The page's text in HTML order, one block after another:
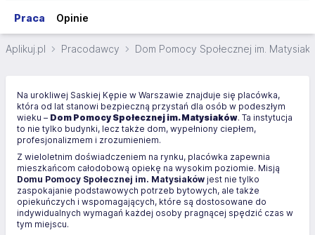
Praca Opinie
Aplikuj.pl Pracodawcy Dom Pomocy Społecznej im.
Na urokliwej Saskiej Kępie w Warszawie znajduje się placówka,
która od lat stanowi bezpieczną przystań dla osób w podeszłym
wieku – Dom Pomocy Społecznej im. Matysiaków. Ta instytucja
to nie tylko budynki, lecz także dom, wypełniony ciepłem,
profesjonalizmem i zrozumieniem.
Z wieloletnim doświadczeniem na rynku, placówka zapewnia
mieszkańcom całodobową opiekę na wysokim poziomie. Misją
Domu Pomocy Społecznej im. Matysiaków jest nie tylko
zaspokajanie podstawowych potrzeb bytowych, ale także
opiekuńczych i wspomagających, które są dostosowane do
indywidualnych wymagań każdej osoby pragnącej spędzić czas w
tym miejscu.